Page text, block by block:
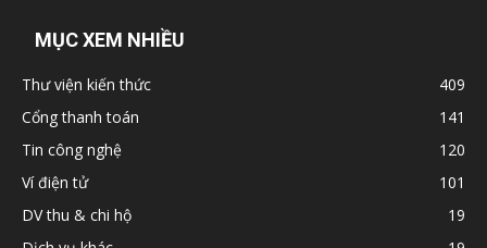
MỤC XEM NHIỀU
Thư viện kiến thức
409
Cổng thanh toán
141
Tin công nghệ
120
Ví điện tử
101
DV thu & chi hộ
19